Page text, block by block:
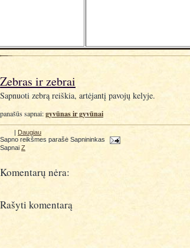
Zebras ir zebrai
Sapnuoti zebrą reiškia, artėjantį pavojų kelyje.
panašūs sapnai:gyvūnas ir gyvūnai
| Daugiau
Sapno reikšmes parašė Sapnininkas
Sapnai Z
Komentarų nėra:
Rašyti komentarą